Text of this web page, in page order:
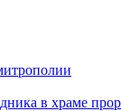
в храме